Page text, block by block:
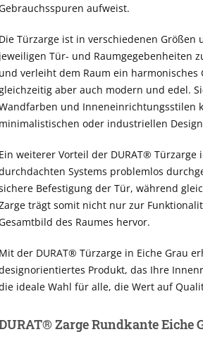
Gebrauchsspuren aufweist.
Die Türzarge ist in verschiedenen
jeweiligen Tür- und Raumgegebenheiten
und verleiht dem Raum ein harmonisches
aber auch modern und edel.
und Inneneinrichtungsstilen
minimalistischen oder industriellen
Ein weiterer Vorteil der DURAT®
Systems problemlos
Befestigung der Tür, während
trägt somit nicht nur zur
Gesamtbild des Raumes hervor.
Mit der DURAT® Türzarge in Eiche Grau
Produkt, das Ihre
ideale Wahl für alle, die Wert auf
Zarge Rundkante